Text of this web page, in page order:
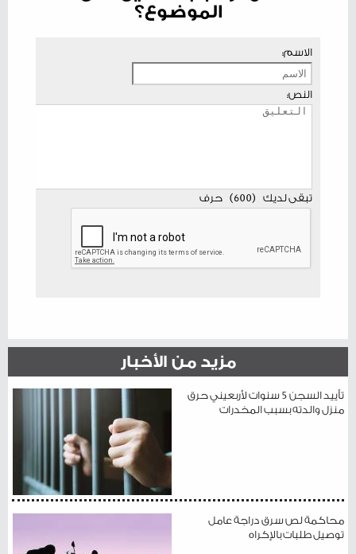
الموضوع؟
الاسم:
النص:
تبقى لديك (
600
) حرف
مزيد من الأخبار
تأييد السجن 5 سنوات لأربعيني حرق
منزل والدته بسبب المخدرات
محاكمة لص سرق دراجة عامل
توصيل طلبات بالإكراه